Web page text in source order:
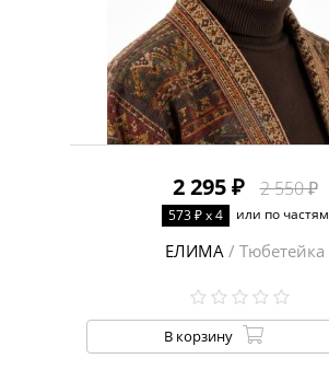
2 295 ₽ 2 550 ₽
573 ₽ x 4 или по частям
ЕЛИМА / Тюбетейка
В корзину